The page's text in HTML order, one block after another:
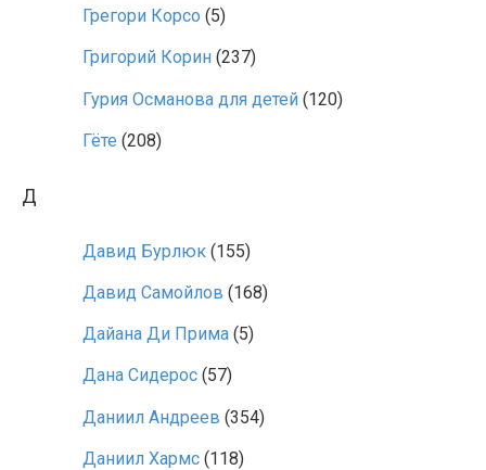
Грегори Корсо (5)
Григорий Корин (237)
Гурия Османова для детей (120)
Гёте (208)
Д
Давид Бурлюк (155)
Давид Самойлов (168)
Дайана Ди Прима (5)
Дана Сидерос (57)
Даниил Андреев (354)
Даниил Хармс (118)